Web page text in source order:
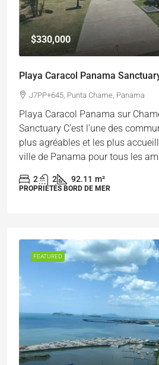
$330,000
Playa Caracol Panama
J7PP+645, Punta Chame, Panama
Playa Caracol Panama sur
Sanctuary C’est l’une des
plus agréables et les plus
ville de Panama pour tous les
2 2 92.11 m²
PROPRIÉTÉS BORD DE MER
FEATURED